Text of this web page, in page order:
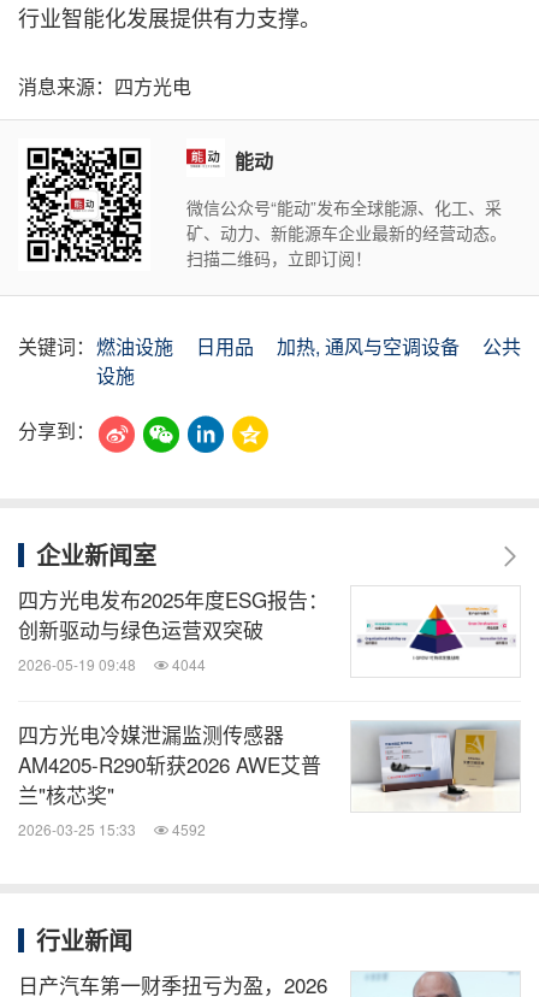
行业智能化发展提供有力支撑。
消息来源：四方光电
能动
微信公众号“能动”发布全球能源、化工、采
矿、动力、新能源车企业最新的经营动态。
扫描二维码，立即订阅！
关键词： 燃油设施 日用品 加热, 通风与空调设备
公共
设施
分享到：
企业新闻室
四方光电发布2025年度ESG报告：
创新驱动与绿色运营双突破
2026-05-19 09:48 4044
四方光电冷媒泄漏监测传感器
AM4205-R290斩获2026 AWE艾普
兰"核芯奖"
2026-03-25 15:33 4592
行业新闻
日产汽车第一财季扭亏为盈，2026